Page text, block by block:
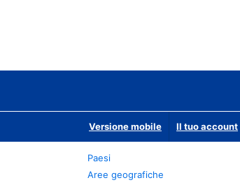
Versione mobile Il tuo account
Paesi
Aree geografiche